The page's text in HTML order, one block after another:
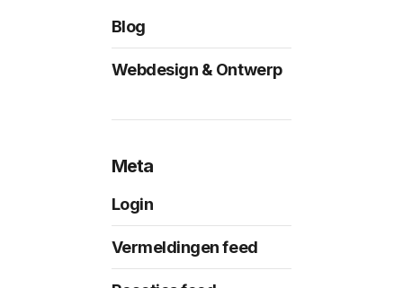
Blog
Webdesign & Ontwerp
Meta
Login
Vermeldingen feed